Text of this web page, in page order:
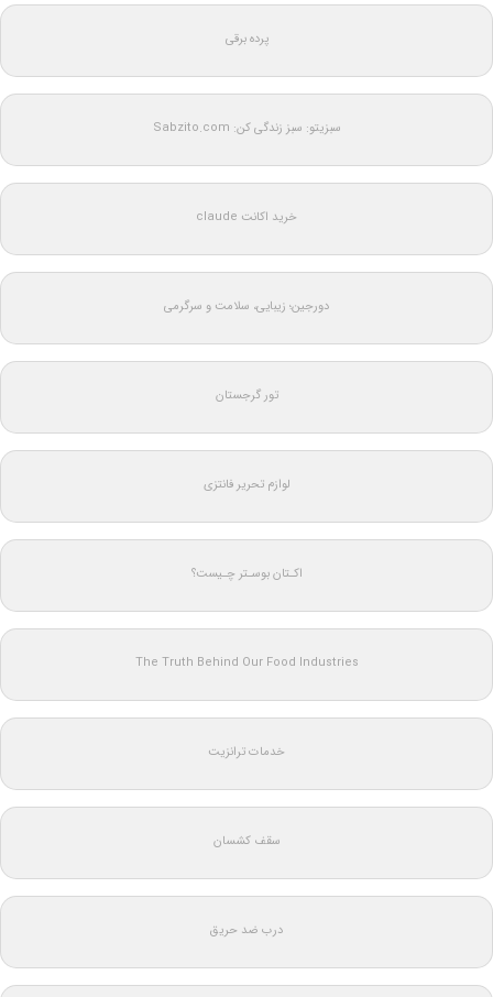
پرده برقی
سبزیتو: سبز زندگی کن: Sabzito.com
خرید اکانت claude
دورجین؛ زیبایی، سلامت و سرگرمی
تور گرجستان
لوازم تحریر فانتزی
اکـتان بوسـتر چـیست؟
The Truth Behind Our Food Industries
خدمات ترانزیت
سقف کشسان
درب ضد حریق